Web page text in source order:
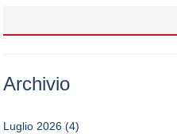
Archivio
Luglio 2026 (4)